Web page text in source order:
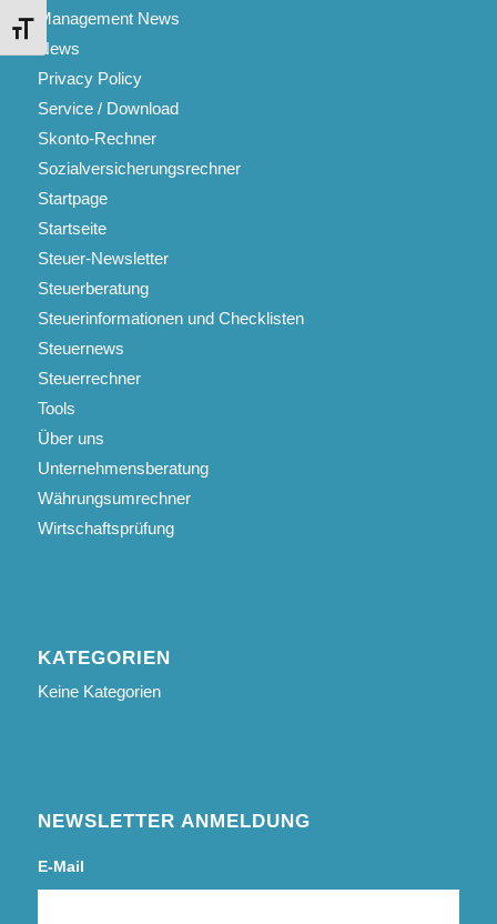
Schrift vergrößern
Management News
News
Privacy Policy
Service / Download
Skonto-Rechner
Sozialversicherungsrechner
Startpage
Startseite
Steuer-Newsletter
Steuerberatung
Steuerinformationen und Checklisten
Steuernews
Steuerrechner
Tools
Über uns
Unternehmensberatung
Währungsumrechner
Wirtschaftsprüfung
KATEGORIEN
Keine Kategorien
NEWSLETTER ANMELDUNG
E-Mail